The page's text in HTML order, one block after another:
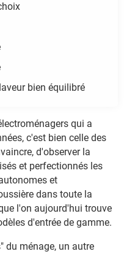
bien équilibré
qui a
c'est bien celle des
d'observer la
et perfectionnés les
et
dans toute la
l'on aujourd'hui trouve
d'entrée de gamme.
du ménage, un autre